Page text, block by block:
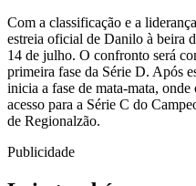
Com a classificação e a
estreia oficial de Danilo à beira
14 de julho. O confronto será
primeira fase da Série D. Após
inicia a fase de mata-mata,
acesso para a Série C do
de Regionalzão.
Publicidade